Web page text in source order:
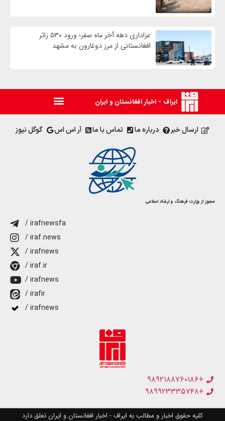
عزاداری دهه آخر ماه صفر؛ ورود ۵۳۰ زائر
افغانستانی از مرز دوغارون به مشهد
ایراف - اخبار افغانستان و ایران
ارسال خبر درباره ما تماس با ما آر اس اس گوگل نیوز
مجوز از وزارت فرهنگ و ارشاد اسلامی
/ irafnewsfa
/ iraf.news
/ irafnews
/ iraf.ir
/ irafnews
/ irafir
/ irafnews
+۹۸۹۲۱۸۸۷۶۰۱۸۶
+۹۸۹۹۲۳۳۳۵۷۴۸
کلیه حقوق اخبار و مطالب به ایراف - اخبار افغانستان و ایران تعلق دارد